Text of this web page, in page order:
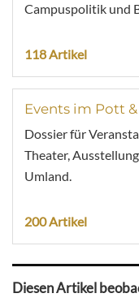
Campuspolitik und
118 Artikel
Events im Pott
Dossier für
Theater,
Umland.
200 Artikel
Diesen Artikel